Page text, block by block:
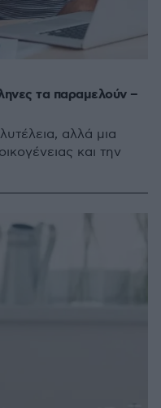
τα παραμελούν –
αλλά μια
και την